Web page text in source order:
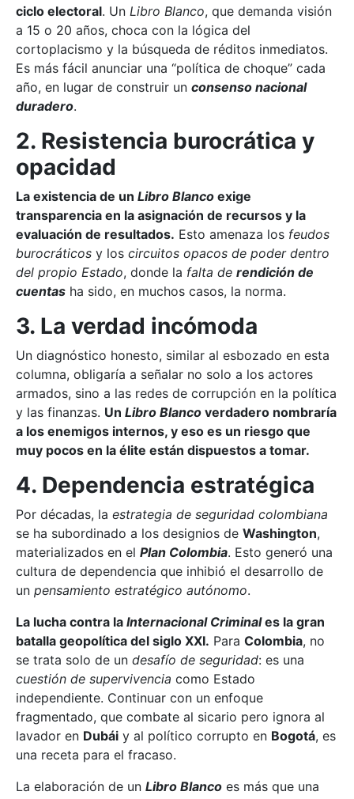
ciclo electoral. Un Libro Blanco, que demanda visión
a 15 o 20 años, choca con la lógica del
cortoplacismo y la búsqueda de réditos inmediatos.
Es más fácil anunciar una “política de choque” cada
año, en lugar de construir un consenso nacional
duradero.
2. Resistencia burocrática y
opacidad
La existencia de un Libro Blanco exige
transparencia en la asignación de recursos y la
evaluación de resultados. Esto amenaza los feudos
burocráticos y los circuitos opacos de poder dentro
del propio Estado, donde la falta de rendición de
cuentas ha sido, en muchos casos, la norma.
3. La verdad incómoda
Un diagnóstico honesto, similar al esbozado en esta
columna, obligaría a señalar no solo a los actores
armados, sino a las redes de corrupción en la política
y las finanzas. Un Libro Blanco verdadero nombraría
a los enemigos internos, y eso es un riesgo que
muy pocos en la élite están dispuestos a tomar.
4. Dependencia estratégica
Por décadas, la estrategia de seguridad colombiana
se ha subordinado a los designios de Washington,
materializados en el Plan Colombia. Esto generó una
cultura de dependencia que inhibió el desarrollo de
un pensamiento estratégico autónomo.
La lucha contra la Internacional Criminales la gran
batalla geopolítica del siglo XXI. Para Colombia, no
se trata solo de un desafío de seguridad: es una
cuestión de supervivencia como Estado
independiente. Continuar con un enfoque
fragmentado, que combate al sicario pero ignora al
lavador en Dubái y al político corrupto en Bogotá, es
una receta para el fracaso.
La elaboración de un Libro Blanco es más que una